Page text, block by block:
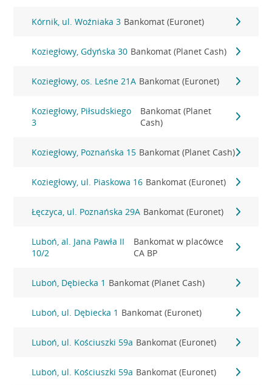
Kórnik, ul. Woźniaka 3 Bankomat (Euronet)
Koziegłowy, Gdyńska 30 Bankomat (Planet Cash)
Koziegłowy, os. Leśne 21A Bankomat (Euronet)
Koziegłowy, Piłsudskiego
3
Bankomat (Planet
Cash)
Koziegłowy, Poznańska 15 Bankomat (Planet Cash)
Koziegłowy, ul. Piaskowa 16 Bankomat (Euronet)
Łęczyca, ul. Poznańska 29A Bankomat (Euronet)
Luboń, al. Jana Pawła II
10/2
Bankomat w placówce
CA BP
Luboń, Dębiecka 1 Bankomat (Planet Cash)
Luboń, ul. Dębiecka 1 Bankomat (Euronet)
Luboń, ul. Kościuszki 59a Bankomat (Euronet)
Luboń, ul. Kościuszki 59a Bankomat (Euronet)